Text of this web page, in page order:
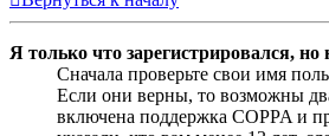
Я только что зарегистрировался, но
Сначала проверьте свои имя
Если они верны, то возможны
включена поддержка COPPA и